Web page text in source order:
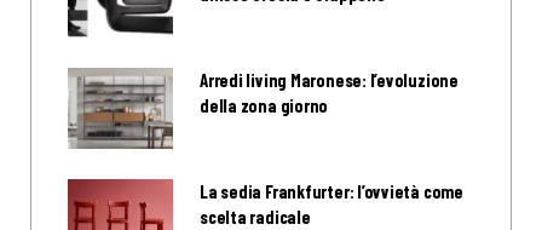
Arredi living Maronese: l’evoluzione
della zona giorno
La sedia Frankfurter: l’ovvietà come
scelta radicale